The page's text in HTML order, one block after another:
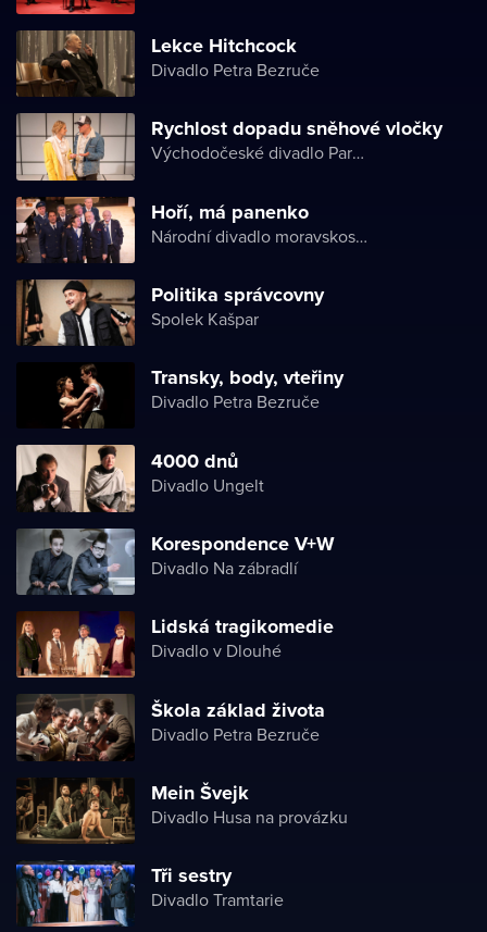
Lekce Hitchcock
Divadlo Petra Bezruče
Rychlost dopadu sněhové vločky
Východočeské divadlo Pardubice
Hoří, má panenko
Národní divadlo moravskoslezské
Politika správcovny
Spolek Kašpar
Transky, body, vteřiny
Divadlo Petra Bezruče
4000 dnů
Divadlo Ungelt
Korespondence V+W
Divadlo Na zábradlí
Lidská tragikomedie
Divadlo v Dlouhé
Škola základ života
Divadlo Petra Bezruče
Mein Švejk
Divadlo Husa na provázku
Tři sestry
Divadlo Tramtarie